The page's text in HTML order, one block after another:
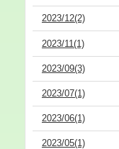
2023/12(2)
2023/11(1)
2023/09(3)
2023/07(1)
2023/06(1)
2023/05(1)